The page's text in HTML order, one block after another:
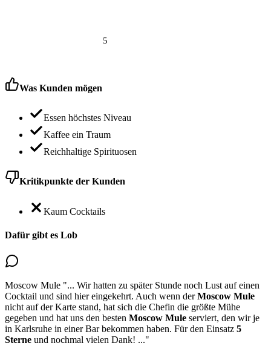
5
Was Kunden mögen
Essen höchstes Niveau
Kaffee ein Traum
Reichhaltige Spirituosen
Kritikpunkte der Kunden
Kaum Cocktails
Dafür gibt es Lob
Moscow Mule "... Wir hatten zu später Stunde noch Lust auf einen
Cocktail und sind hier eingekehrt. Auch wenn derMoscow Mule
nicht auf der Karte stand, hat sich die Chefin die größte Mühe
gegeben und hat uns den besten Moscow Mule serviert, den wir je
in Karlsruhe in einer Bar bekommen haben. Für den Einsatz 5
Sterne und nochmal vielen Dank! ..."